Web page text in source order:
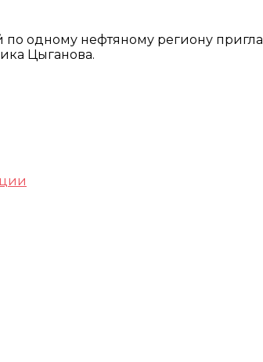
одному нефтяному региону
Цыганова.